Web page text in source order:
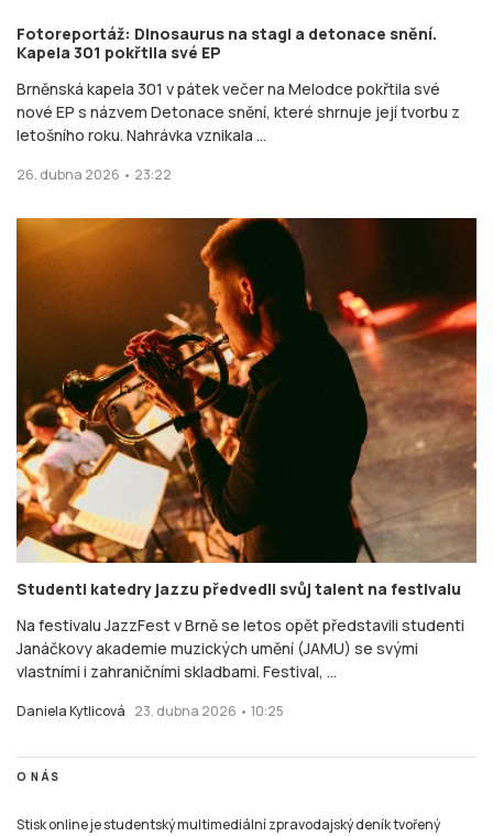
Fotoreportáž: Dinosaurus na stagi a detonace snění.
Kapela 301 pokřtila své EP
Brněnská kapela 301 v pátek večer na Melodce pokřtila své
nové EP s názvem Detonace snění, které shrnuje její tvorbu z
letošního roku. Nahrávka vznikala ...
26. dubna 2026 • 23:22
Studenti katedry jazzu předvedli svůj talent na festivalu
Na festivalu JazzFest v Brně se letos opět představili studenti
Janáčkovy akademie muzických umění (JAMU) se svými
vlastními i zahraničními skladbami. Festival, ...
Daniela Kytlicová 23. dubna 2026 • 10:25
O NÁS
Stisk online je studentský multimediální zpravodajský deník tvořený